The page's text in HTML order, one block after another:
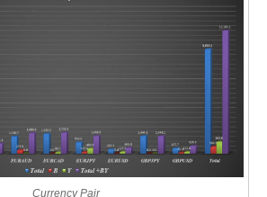
Currency Pair